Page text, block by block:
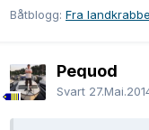
Båtblogg: Fra
Pequod
Svart